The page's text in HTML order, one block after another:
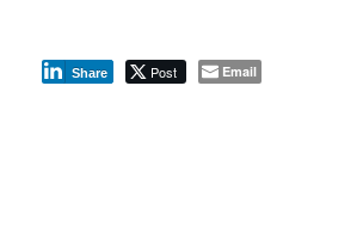
Share Post Email